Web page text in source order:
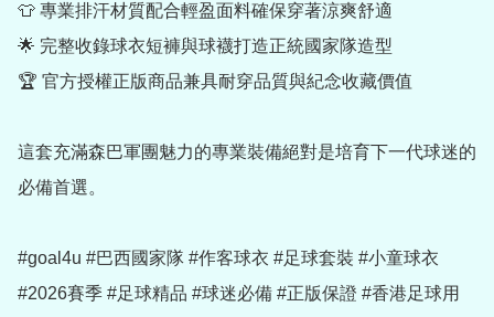
👕 專業排汗材質配合輕盈面料確保穿著涼爽舒適
🌟 完整收錄球衣短褲與球襪打造正統國家隊造型
🏆 官方授權正版商品兼具耐穿品質與紀念收藏價值
這套充滿森巴軍團魅力的專業裝備絕對是培育下一代球迷的
必備首選。
#goal4u #巴西國家隊 #作客球衣 #足球套裝 #小童球衣
#2026賽季 #足球精品 #球迷必備 #正版保證 #香港足球用